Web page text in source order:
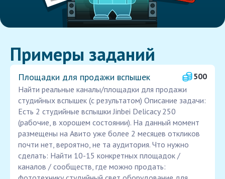
Примеры заданий
Площадки для продажи вспышек
500
Найти реальные каналы/площадки для продажи
студийных вспышек (с результатом) Описание задачи:
Есть 2 студийные вспышки Jinbei Delicacy 250
(рабочие, в хорошем состоянии). На данный момент
размещены на Авито уже более 2 месяцев откликов
почти нет, вероятно, не та аудитория. Что нужно
сделать: Найти 10-15 конкретных площадок /
каналов / сообществ, где можно продать: